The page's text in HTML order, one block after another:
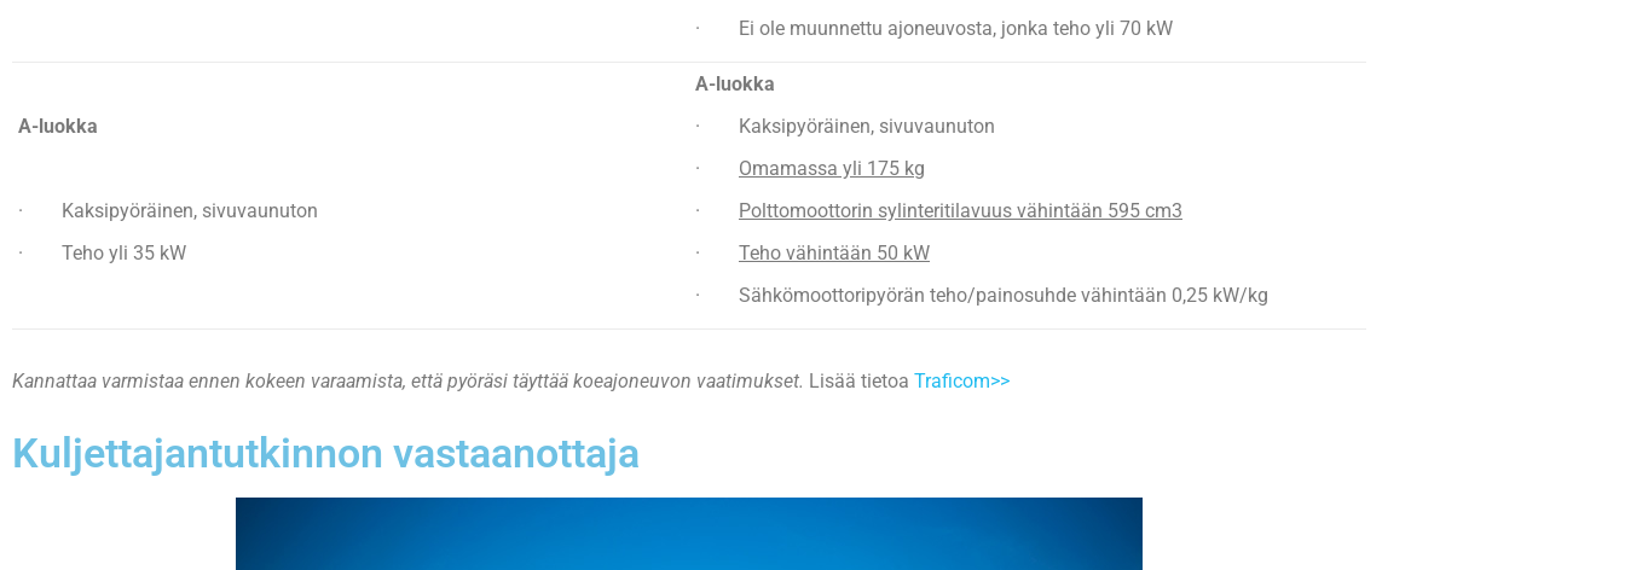
· Ei ole muunnettu ajoneuvosta, jonka teho yli 70 kW
A-luokka
· Kaksipyöräinen, sivuvaunuton
· Teho yli 35 kW
A-luokka
· Kaksipyöräinen, sivuvaunuton
· Omamassa yli 175 kg
·
Polttomoottorin sylinteritilavuus vähintään 595 cm3
· Teho vähintään 50 kW
· Sähkömoottoripyörän teho/painosuhde vähintään 0,25 kW/kg
Kannattaa varmistaa ennen kokeen varaamista, että pyöräsi täyttää koeajoneuvon vaatimukset. Lisää tietoa Traficom>>
Kuljettajantutkinnon vastaanottaja